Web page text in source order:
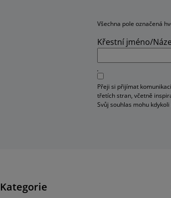
Všechna pole označená
Křestní jméno/
Přeji si přijímat
třetích stran, včetně
Svůj souhlas mohu
Kategorie